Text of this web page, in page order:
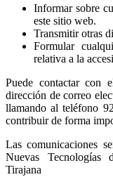
Informar sobre
este sitio web.
Transmitir otras
Formular
relativa a la
Puede contactar con
dirección de correo
llamando al teléfono
contribuir de forma
Las comunicaciones
Nuevas Tecnologías
Tirajana